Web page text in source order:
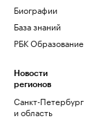
Биографии
База знаний
РБК Образование
Новости
регионов
Санкт-Петербург
и область